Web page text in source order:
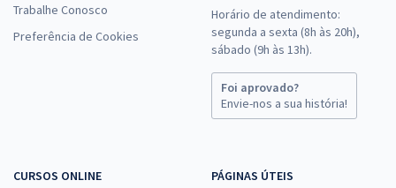
Trabalhe Conosco
Preferência de Cookies
Horário de atendimento:
segunda a sexta (8h às 20h),
sábado (9h às 13h).
Foi aprovado?
Envie-nos a sua história!
CURSOS ONLINE
PÁGINAS ÚTEIS